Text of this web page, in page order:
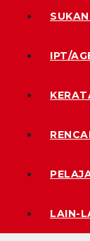
IPT/
LAIN-